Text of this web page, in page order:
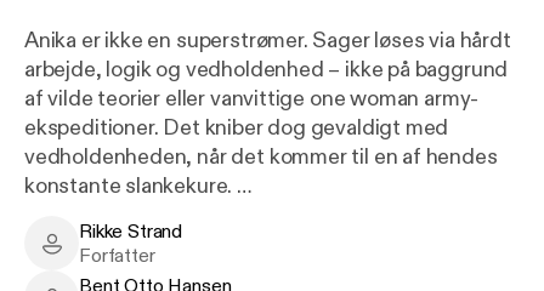
Anika er ikke en superstrømer. Sager løses via hårdt
arbejde, logik og vedholdenhed – ikke på baggrund
af vilde teorier eller vanvittige one woman army-
ekspeditioner. Det kniber dog gevaldigt med
vedholdenheden, når det kommer til en af hendes
konstante slankekure.
Da to små børn opdages af en motionsløber i
Kongeskoven ved Skanderborg, sættes Anika og
Rikke Strand - Author
Rikke Strand
Forfatter
Bent Otto Hansen